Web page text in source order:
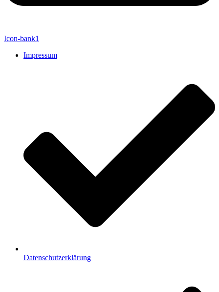
Icon-bank1
Impressum
Datenschutzerklärung